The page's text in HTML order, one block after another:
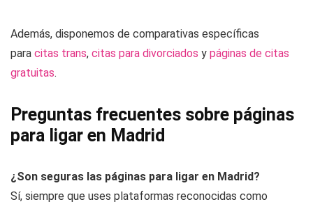
Además, disponemos de comparativas específicas
para citas trans, citas para divorciados y páginas de citas
gratuitas.
Preguntas frecuentes sobre páginas
para ligar en Madrid
¿Son seguras las páginas para ligar en Madrid?
Sí, siempre que uses plataformas reconocidas como